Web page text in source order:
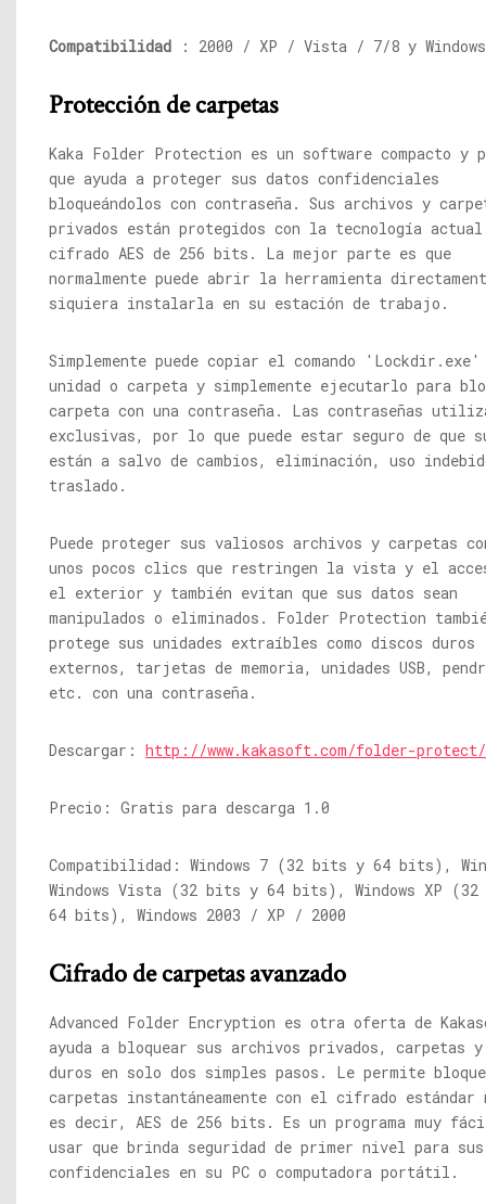
Compatibilidad : 2000 / XP / Vista / 7/8 y
Protección de carpetas
Kaka Folder Protection es un software compacto
que ayuda a proteger sus datos confidenciales
bloqueándolos con contraseña. Sus archivos y
privados están protegidos con la tecnología actual
cifrado AES de 256 bits. La mejor parte es que
normalmente puede abrir la herramienta
siquiera instalarla en su estación de trabajo.
Simplemente puede copiar el comando ' Lockdir.exe'
unidad o carpeta y simplemente ejecutarlo para
carpeta con una contraseña. Las contraseñas
exclusivas, por lo que puede estar seguro de que
están a salvo de cambios, eliminación, uso
traslado.
Puede proteger sus valiosos archivos y carpetas
unos pocos clics que restringen la vista y el
el exterior y también evitan que sus datos sean
manipulados o eliminados. Folder Protection
protege sus unidades extraíbles como discos duros
externos, tarjetas de memoria, unidades USB,
etc. con una contraseña.
Descargar: http://www.kakasoft.com/folder-protect/
Precio: Gratis para descarga 1.0
Compatibilidad: Windows 7 (32 bits y 64 bits),
Windows Vista (32 bits y 64 bits), Windows XP
64 bits), Windows 2003 / XP / 2000
Cifrado de carpetas avanzado
Advanced Folder Encryption es otra oferta de
ayuda a bloquear sus archivos privados, carpetas
duros en solo dos simples pasos. Le permite
carpetas instantáneamente con el cifrado
es decir, AES de 256 bits. Es un programa muy
usar que brinda seguridad de primer nivel para
confidenciales en su PC o computadora portátil.